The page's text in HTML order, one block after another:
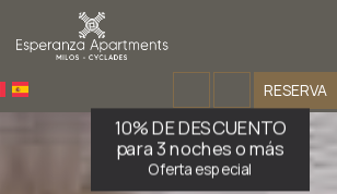
RESERVA
ESPERANZA
10% DE DESCUENTO
para 3 noches o más
Oferta especial